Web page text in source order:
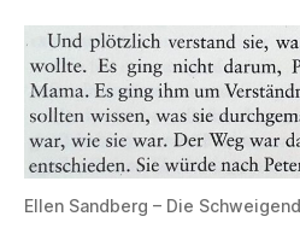
Ellen Sandberg – Die